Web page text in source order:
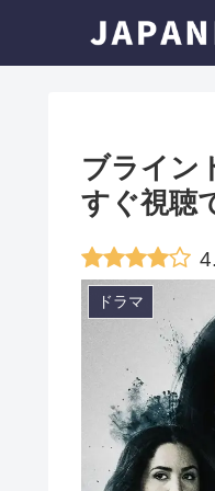
ブライン
すぐ視聴
ドラマ